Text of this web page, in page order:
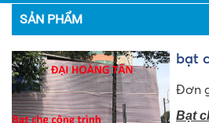
SẢN PHẨM
bạt
Đơn
Bạt